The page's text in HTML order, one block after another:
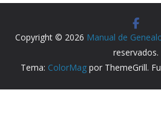
Copyright © 2026 Manual de
reservados.
Tema: ColorMagpor ThemeGrill.